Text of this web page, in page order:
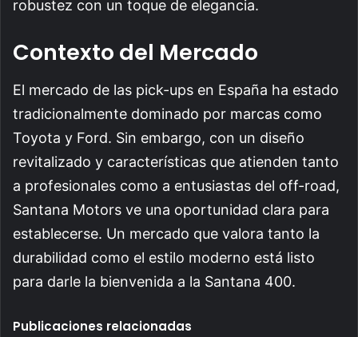
robustez con un toque de elegancia.
Contexto del Mercado
El mercado de las pick-ups en España ha estado
tradicionalmente dominado por marcas como
Toyota y Ford. Sin embargo, con un diseño
revitalizado y características que atienden tanto
a profesionales como a entusiastas del off-road,
Santana Motors ve una oportunidad clara para
establecerse. Un mercado que valora tanto la
durabilidad como el estilo moderno está listo
para darle la bienvenida a la Santana 400.
Publicaciones relacionadas